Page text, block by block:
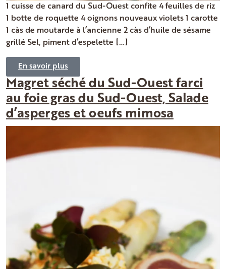
1 cuisse de canard du Sud-Ouest confite 4 feuilles de riz
1 botte de roquette 4 oignons nouveaux violets 1 carotte
1 càs de moutarde à l’ancienne 2 càs d’huile de sésame
grillé Sel, piment d’espelette […]
En savoir plus
Magret séché du Sud-Ouest farci
au foie gras du Sud-Ouest, Salade
d’asperges et oeufs mimosa